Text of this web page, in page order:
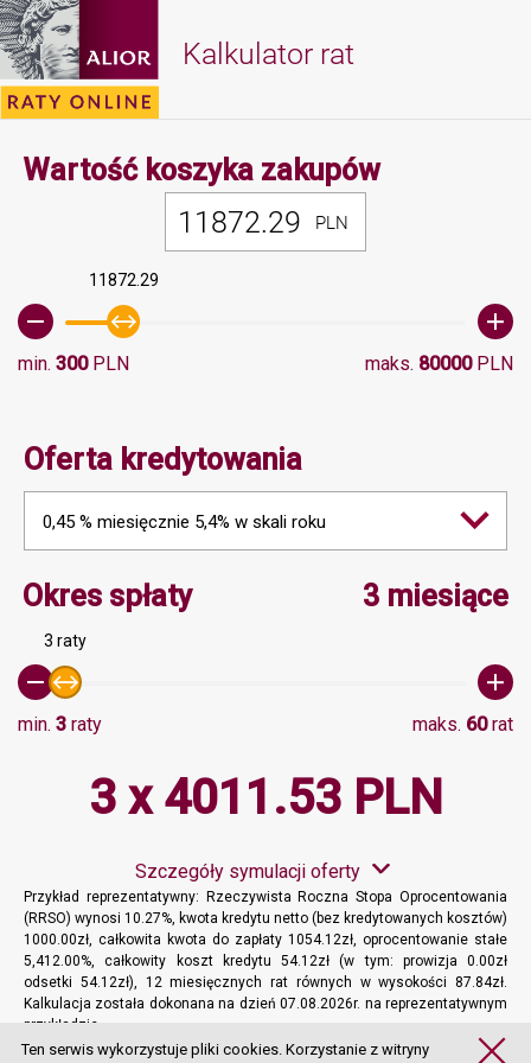
Kalkulator rat
Wartość koszyka zakupówMinimalna
PLN
11872.29
min. 300PLN maks. 80000PLN
Oferta kredytowania
0,45 % miesięcznie 5,4% w skali roku
Okres spłatyMinimalna wartość 3,
3 miesiące
3 raty
min. 3 raty maks. 60rat
3 x 4011.53 PLN
Szczegóły symulacji oferty
Przykład reprezentatywny: Rzeczywista Roczna Stopa Oprocentowania
(RRSO) wynosi 10.27%, kwota kredytu netto (bez kredytowanych kosztów)
1000.00zł, całkowita kwota do zapłaty 1054.12zł, oprocentowanie stałe
5,412.00%, całkowity koszt kredytu 54.12zł (w tym: prowizja 0.00zł
odsetki 54.12zł), 12 miesięcznych rat równych w wysokości 87.84zł.
Kalkulacja została dokonana na dzień 07.08.2026r. na reprezentatywnym
przykładzie.
Więcej informacji
Ten serwis wykorzystuje pliki cookies. Korzystanie z witryny